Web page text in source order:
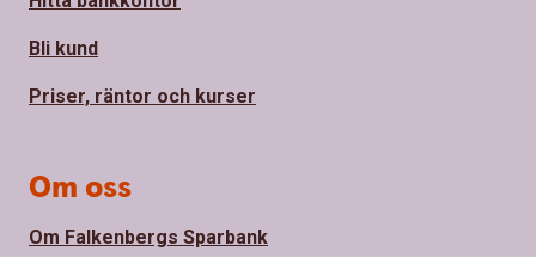
Bli kund
Priser, räntor och kurser
Om oss
Om Falkenbergs Sparbank